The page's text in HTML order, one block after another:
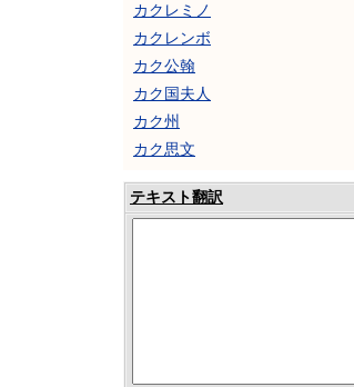
カクレミノ
カクレンボ
カク公翰
カク国夫人
カク州
カク思文
テキスト翻訳